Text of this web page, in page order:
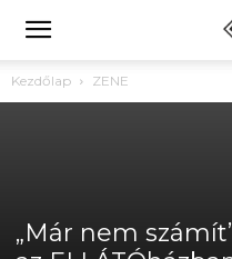
Kezdőlap ZENE
„Már nem